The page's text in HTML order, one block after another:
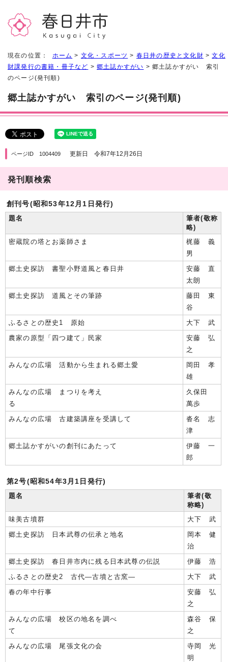
現在の位置： ホーム > 文化・スポーツ > 春日井の歴史と文化財 >文化
財課発行の書籍・冊子など >郷土誌かすがい > 郷土誌かすがい 索引
のページ(発刊順)
郷土誌かすがい 索引のページ(発刊順)
ページID 1004409 更新日 令和7年12月26日
発刊順検索
創刊号(昭和53年12月1日発行)
題名
筆者(敬称
略)
密蔵院の塔とお薬師さま
梶藤 義
男
郷土史探訪 書聖小野道風と春日井
安藤 直
太朗
郷土史探訪 道風とその筆跡
藤田 東
谷
ふるさとの歴史1 原始
大下 武
農家の原型「四つ建て」民家
安藤 弘
之
みんなの広場 活動から生まれる郷土愛
岡田 孝
雄
みんなの広場 まつりを考え
る
久保田
萬歩
みんなの広場 古建築講座を受講して
沓名 志
津
郷土誌かすがいの創刊にあたって
伊藤 一
郎
第2号(昭和54年3月1日発行)
題名
筆者(敬
称略)
味美古墳群
大下 武
郷土史探訪 日本武尊の伝承と地名
岡本 健
治
郷土史探訪 春日井市内に残る日本武尊の伝説
伊藤 浩
ふるさとの歴史2 古代―古墳と古窯―
大下 武
春の年中行事
安藤 弘
之
みんなの広場 校区の地名を調べ
て
森谷 保
之
みんなの広場 尾張文化の会
寺岡 光
明